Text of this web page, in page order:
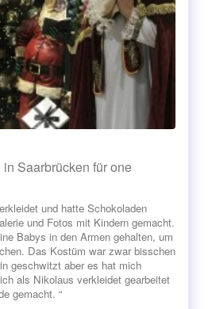
Saarbrücken für one
und hatte Schokoladen
und Fotos mit Kindern gemacht.
Babys in den Armen gehalten, um
Das Kostüm war zwar bisschen
geschwitzt aber es hat mich
als Nikolaus verkleidet gearbeitet
gemacht. “